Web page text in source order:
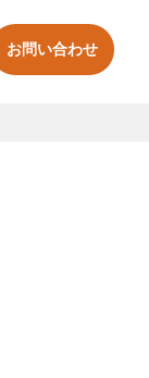
お問い合わせ